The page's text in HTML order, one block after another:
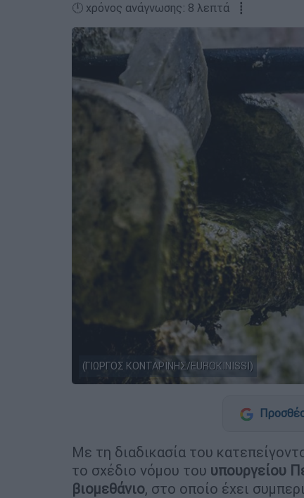
🕛 χρόνος ανάγνωσης: 8 λεπτά ┋
(ΓΙΩΡΓΟΣ ΚΟΝΤΑΡΙΝΗΣ/EUROKINISSI)
Με τη διαδικασία του
το σχέδιο νόμου του υπουργείου
βιομεθάνιο, στο οποίο έχει